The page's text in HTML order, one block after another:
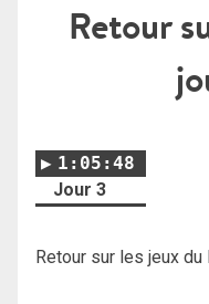
Retour
1:05:48
Jour 3
Retour sur les jeux du